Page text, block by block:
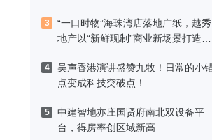
3
“一口时物”海珠湾店落地广纸，越秀
地产以“新鲜现制”商业新场景打造社
4
吴声香港演讲盛赞九牧！日常的小
点变成科技突破点！
5
中建智地亦庄国贤府南北双设备平
台，得房率创区域新高